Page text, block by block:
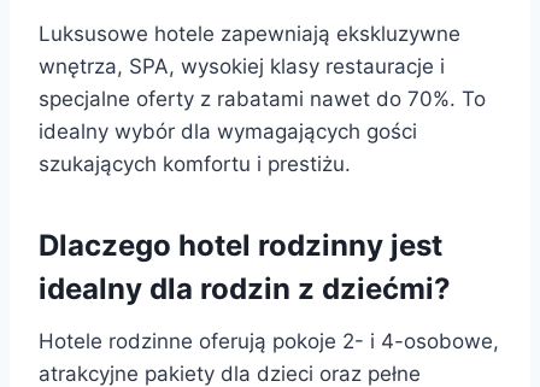
Luksusowe hotele zapewniają ekskluzywne
wnętrza, SPA, wysokiej klasy restauracje i
specjalne oferty z rabatami nawet do 70%. To
idealny wybór dla wymagających gości
szukających komfortu i prestiżu.
Dlaczego hotel rodzinny jest
idealny dla rodzin z dziećmi?
Hotele rodzinne oferują pokoje 2- i 4-osobowe,
atrakcyjne pakiety dla dzieci oraz pełne